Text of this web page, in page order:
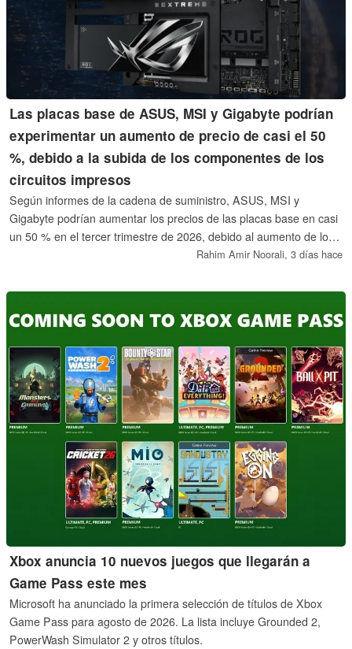
Las placas base de ASUS, MSI y Gigabyte podrían
experimentar un aumento de precio de casi el 50
%, debido a la subida de los componentes de los
circuitos impresos
Según informes de la cadena de suministro, ASUS, MSI y
Gigabyte podrían aumentar los precios de las placas base en casi
un 50 % en el tercer trimestre de 2026, debido al aumento de los
costes de las placas de circuito impreso y los componentes. Estos
envíos, escasa demanda de ordenadores de montaje propio,
actualicen sus equipos, aunque ninguno de los fabricantes ha
confirmado estos planes.
Rahim Amir Noorali, 3 días hace
Xbox anuncia 10 nuevos juegos que llegarán a
Game Pass este mes
Microsoft ha anunciado la primera selección de títulos de Xbox
Game Pass para agosto de 2026. La lista incluye Grounded 2,
PowerWash Simulator 2 y otros títulos.